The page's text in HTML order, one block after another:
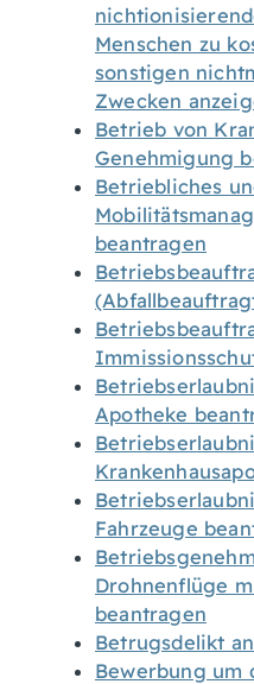
Menschen zu
sonstigen
Zwecken
Betrieb von
Genehmigung
Betriebliches
beantragen
Apotheke
Fahrzeuge
Drohnenflüge
beantragen
Betrugsdelikt
Bewerbung um